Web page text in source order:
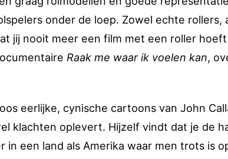
onder de loep. Zowel echte
jij nooit meer een film met een roller
Raak me waar ik voelen kan,
eerlijke, cynische cartoons van John
klachten oplevert. Hijzelf vindt dat je de
in een land als Amerika waar men trots is